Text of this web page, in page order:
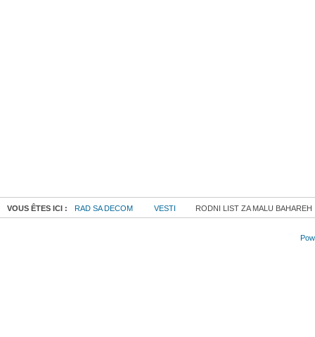
VOUS ÊTES ICI : RAD SA DECOM VESTI RODNI LIST ZA MALU BAHAREH